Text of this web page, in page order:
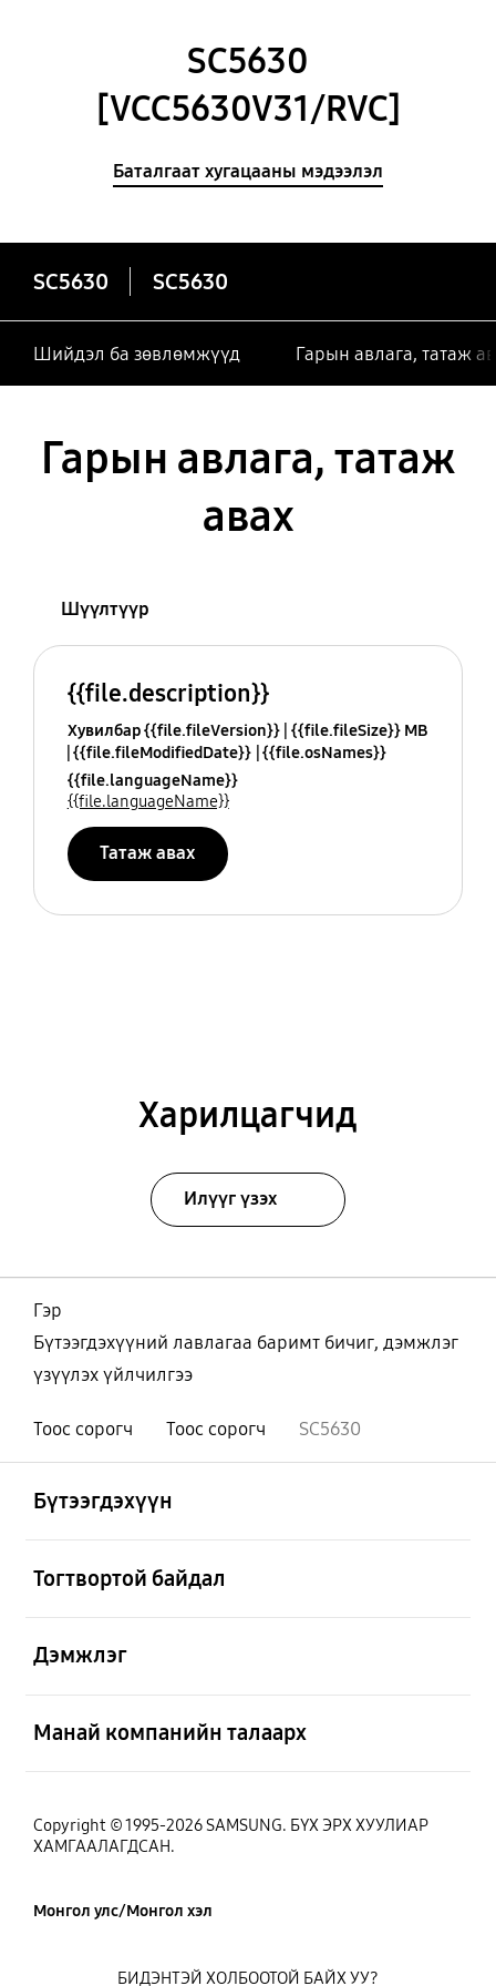
SC5630
[VCC5630V31/RVC]
Баталгаат хугацааны мэдээлэл
SC5630 SC5630
Шийдэл ба зөвлөмжүүд Гарын авлага, татаж
Гарын авлага, татаж
авах
Шүүлтүүр
{{file.description}}
Хувилбар {{file.fileVersion}} {{file.fileSize}} MB
{{file.fileModifiedDate}} {{file.osNames}}
{{file.languageName}}
{{file.languageName}}
Татаж авах
Харилцагчид
Илүүг үзэх
Гэр
Бүтээгдэхүүний лавлагаа баримт бичиг, дэмжлэг
үзүүлэх үйлчилгээ
Тоос сорогч Тоос сорогч SC5630
Бүтээгдэхүүн
Тогтвортой байдал
Дэмжлэг
Манай компанийн талаарх
Copyright © 1995-2026 SAMSUNG. БҮХ ЭРХ ХУУЛИАР
ХАМГААЛАГДСАН.
Монгол улс/Монгол хэл
БИДЭНТЭЙ ХОЛБООТОЙ БАЙХ УУ?